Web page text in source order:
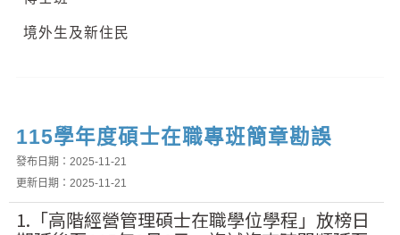
境外生及新住民
115學年度碩士在職專班簡章勘誤
發布日期：2025-11-21
更新日期：2025-11-21
1. 「高階經營管理碩士在職學位學程 」 放榜日